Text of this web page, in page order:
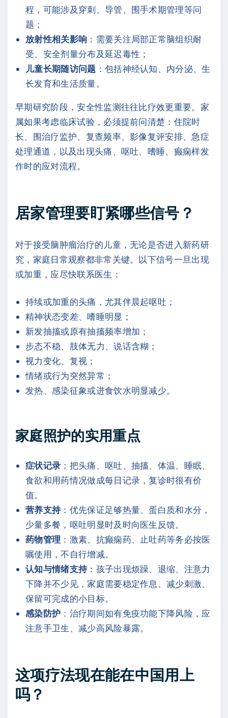
程，可能涉及穿刺、导管、围手术期管理等问
题；
放射性相关影响 ：需要关注局部正常脑组织耐
受、安全剂量分布及延迟毒性；
儿童长期随访问题 ：包括神经认知、内分泌、生
长发育和生活质量。
早期研究阶段，安全性监测往往比疗效更重要。家
属如果考虑临床试验，必须提前问清楚：住院时
长、围治疗监护、复查频率、影像复评安排、急症
处理通道，以及出现头痛、呕吐、嗜睡、癫痫样发
作时的应对流程。
居家管理要盯紧哪些信号？
对于接受脑肿瘤治疗的儿童，无论是否进入新药研
究，家庭日常观察都非常关键。以下信号一旦出现
或加重，应尽快联系医生：
持续或加重的头痛，尤其伴晨起呕吐；
精神状态变差、嗜睡明显；
新发抽搐或原有抽搐频率增加；
步态不稳、肢体无力、说话含糊；
视力变化、复视；
情绪或行为突然异常；
发热、感染征象或进食饮水明显减少。
家庭照护的实用重点
症状记录 ：把头痛、呕吐、抽搐、体温、睡眠、
食欲和用药情况做成每日记录，复诊时很有价
值。
营养支持：优先保证足够热量、蛋白质和水分，
少量多餐，呕吐明显时及时向医生反馈。
药物管理 ：激素、抗癫痫药、止吐药等务必按医
嘱使用，不自行增减。
认知与情绪支持：孩子出现烦躁、退缩、注意力
下降并不少见，家庭需要稳定作息、减少刺激、
保留可完成的小目标。
感染防护 ：治疗期间如有免疫功能下降风险，应
注意手卫生、减少高风险暴露。
这项疗法现在能在中国用上
吗？